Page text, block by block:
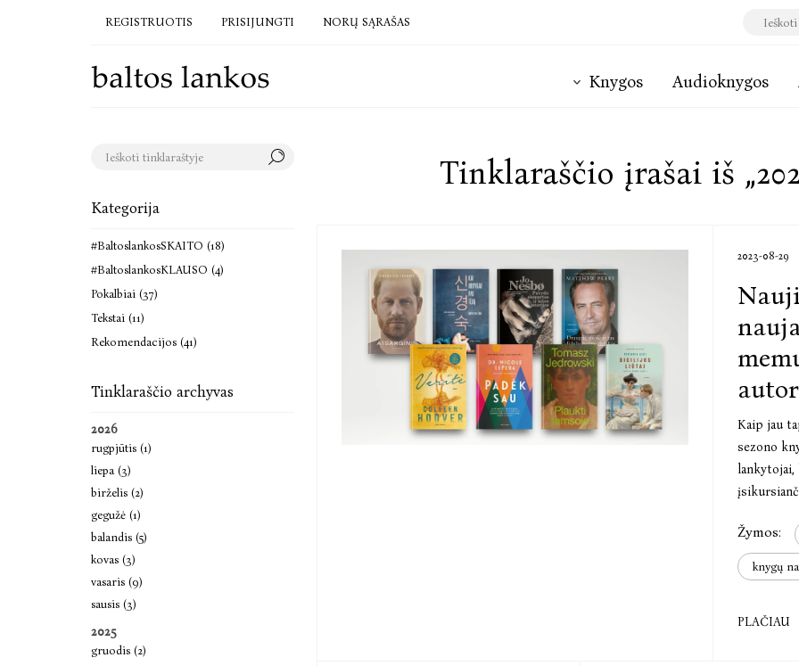
REGISTRUOTIS PRISIJUNGTI NORŲ SĄRAŠAS
Knygos Audioknygos
Tinklaraščio įrašai iš
2023-08-29
Kaip jau
sezono
lankytojai,
Žymos:
knygų
PLAČIAU
Kategorija
#BaltoslankosSKAITO (18)
#BaltoslankosKLAUSO (4)
Pokalbiai (37)
Tekstai (11)
Rekomendacijos (41)
Tinklaraščio archyvas
2026
rugpjūtis (1)
liepa (3)
birželis (2)
gegužė (1)
balandis (5)
kovas (3)
vasaris (9)
sausis (3)
2025
gruodis (2)